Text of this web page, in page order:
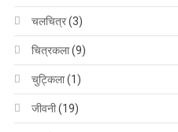
चलचित्र(3)
चित्रकला(9)
चुट्किला(1)
जीवनी(19)